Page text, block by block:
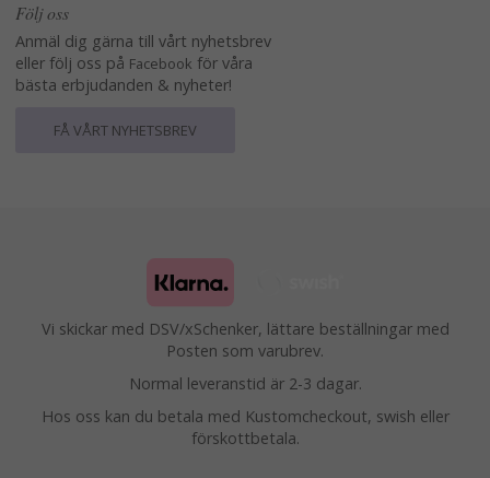
Följ oss
Anmäl dig gärna till vårt nyhetsbrev
eller följ oss på Facebook för våra
bästa erbjudanden & nyheter!
FÅ VÅRT NYHETSBREV
Vi skickar med DSV/xSchenker, lättare beställningar med
Posten som varubrev.
Normal leveranstid är 2-3 dagar.
Hos oss kan du betala med Kustomcheckout, swish eller
förskottbetala.